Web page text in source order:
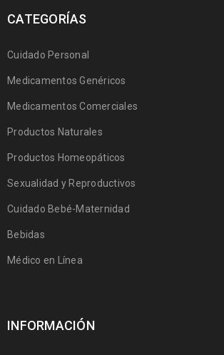
CATEGORÍAS
Cuidado Personal
Medicamentos Genéricos
Medicamentos Comerciales
Productos Naturales
Productos Homeopáticos
Sexualidad y Reproductivos
Cuidado Bebé-Maternidad
Bebidas
Médico en Línea
INFORMACIÓN